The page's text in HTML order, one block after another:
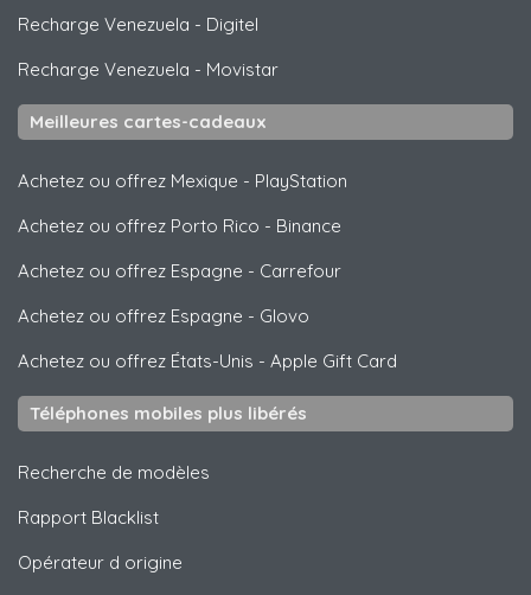
Recharge Venezuela - Digitel
Recharge Venezuela - Movistar
Meilleures cartes-cadeaux
Achetez ou offrez Mexique - PlayStation
Achetez ou offrez Porto Rico - Binance
Achetez ou offrez Espagne - Carrefour
Achetez ou offrez Espagne - Glovo
Achetez ou offrez États-Unis - Apple Gift Card
Téléphones mobiles plus libérés
Recherche de modèles
Rapport Blacklist
Opérateur d origine